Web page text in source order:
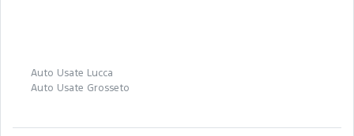
Auto Usate Lucca
Auto Usate Grosseto